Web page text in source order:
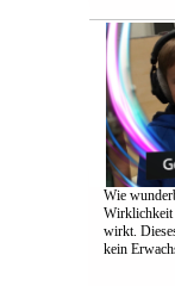
Wie
Wirklichkeit
wirkt.
kein